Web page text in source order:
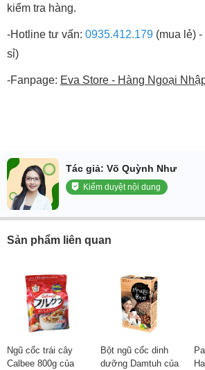
kiểm tra hàng.
-Hotline tư vấn: 0935.412.179 (mua lẻ) -
sỉ)
-Fanpage: Eva Store - Hàng Ngoại
Tác giả: Võ Quỳnh Như
Kiểm duyệt nội dung
Sản phẩm liên quan
Ngũ cốc trái cây
Calbee 800g của
Bột ngũ cốc dinh
dưỡng Damtuh của